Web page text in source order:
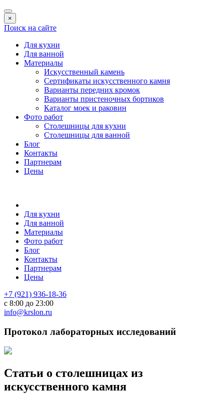
×
Поиск на сайте
Для кухни
Для ванной
Материалы
Искусственный камень
Сертификаты искусственного камня
Варианты передних кромок
Варианты пристеночных бортиков
Каталог моек и раковин
Фото работ
Столешницы для кухни
Столешницы для ванной
Блог
Контакты
Партнерам
Цены
Для кухни
Для ванной
Материалы
Фото работ
Блог
Контакты
Партнерам
Цены
+7 (921) 936-18-36
с 8:00 до 23:00
info@krslon.ru
Протокол лабораторных исследований
Статьи о столешницах из
искусственного камня